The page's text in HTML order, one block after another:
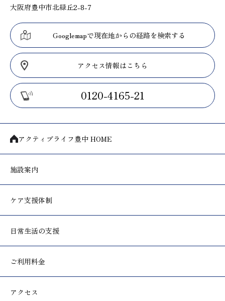
大阪府豊中市北緑丘2-8-7
Googlemapで現在地からの経路を検索する
アクセス情報はこちら
0120-4165-21
アクティブライフ豊中 HOME
施設案内
ケア支援体制
日常生活の支援
ご利用料金
アクセス